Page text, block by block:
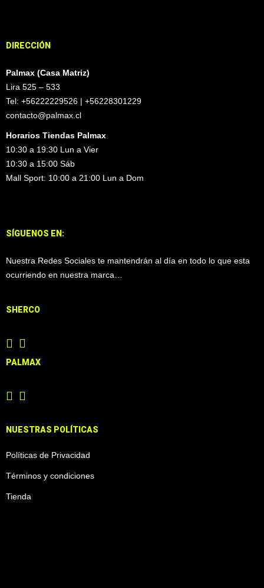
DIRECCIÓN
Palmax (Casa Matriz)
Lira 525 – 533
Tel: +56222229526 | +56228301229
contacto@palmax.cl
Horarios Tiendas Palmax
10:30 a 19:30 Lun a Vier
10:30 a 15:00 Sáb
Mall Sport: 10:00 a 21:00 Lun a Dom
SÍGUENOS EN:
Nuestra Redes Sociales te mantendrán al día en todo lo que esta
ocurriendo en nuestra marca…
SHERCO
PALMAX
NUESTRAS POLÍTICAS
Políticas de Privacidad
Términos y condiciones
Tienda